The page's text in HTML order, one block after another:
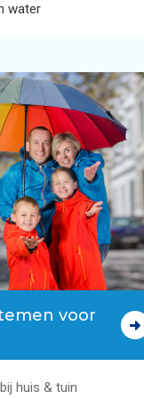
regenwater
water
voor
huis & tuin